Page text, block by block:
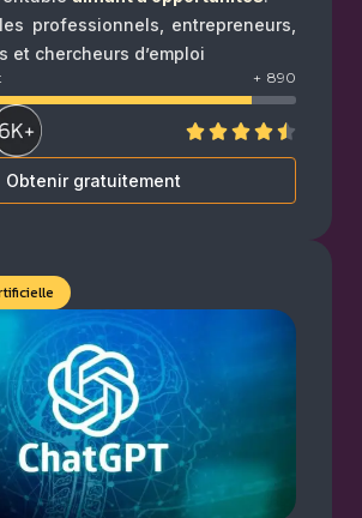
professionnels, entrepreneurs,
et chercheurs d’emploi
+ 890
Obtenir gratuitement